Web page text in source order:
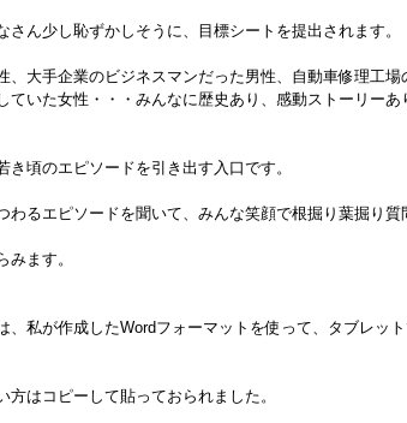
さん少し恥ずかしそうに、目標シートを提出されます。
、大手企業のビジネスマンだった男性、自動車修理工
ていた女性・・・みんなに歴史あり、感動ストーリーあ
き頃のエピソードを引き出す入口です。
わるエピソードを聞いて、みんな笑顔で根掘り葉掘り質
みます。
、私が作成したWordフォーマットを使って、タブレッ
方はコピーして貼っておられました。